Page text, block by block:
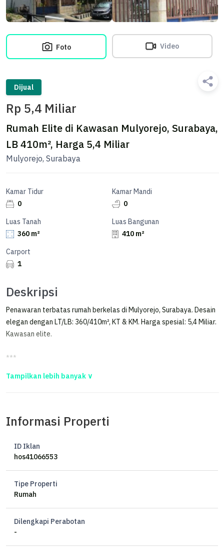
Foto Video
Dijual
Rp 5,4 Miliar
Rumah Elite di Kawasan Mulyorejo, Surabaya,
LB 410m², Harga 5,4 Miliar
Mulyorejo, Surabaya
Kamar Tidur
0
Kamar Mandi
0
Luas Tanah
360 m²
Luas Bangunan
410 m²
Carport
1
Deskripsi
Penawaran terbatas rumah berkelas di Mulyorejo, Surabaya. Desain
elegan dengan LT/LB: 360/410m², KT & KM. Harga spesial: 5,4 Miliar.
Kawasan elite.
***
Jl.kertajaya indah timur IX no.3 Blok O-401A ,kel.manyar sabrangan
,kec.mulyorejo Surabaya,lt: 360, SHM 2477
limit:5.456.632.000,.
Informasi Properti
ID Iklan
hos41066553
Tipe Properti
Rumah
Dilengkapi Perabotan
-